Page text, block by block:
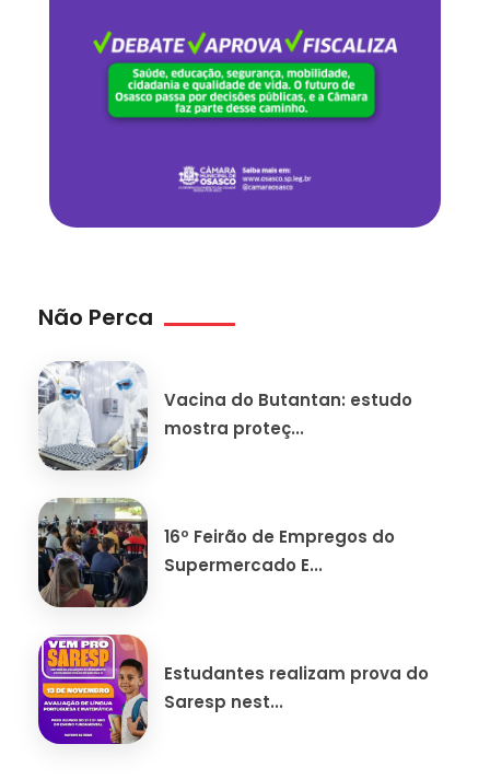
Não Perca
Vacina do Butantan: estudo
mostra proteç...
16º Feirão de Empregos do
Supermercado E...
Estudantes realizam prova do
Saresp nest...